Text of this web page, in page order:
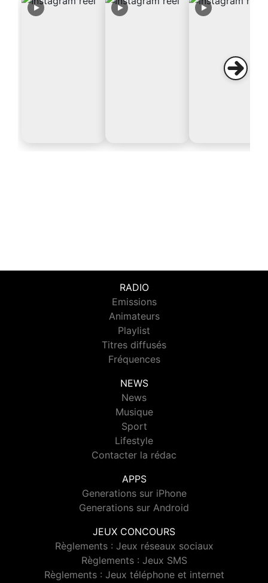
RADIO
Emissions
Animateurs
Playlist
Titres diffusés
Fréquences
NEWS
News
Musique
Sport
Lifestyle
Contacter la rédac
APPS
Generations sur iPhone
Generations sur Android
JEUX CONCOURS
Règlements : Jeux réseaux sociaux
Règlements : Jeux SMS
Règlements : Jeux téléphone et internet